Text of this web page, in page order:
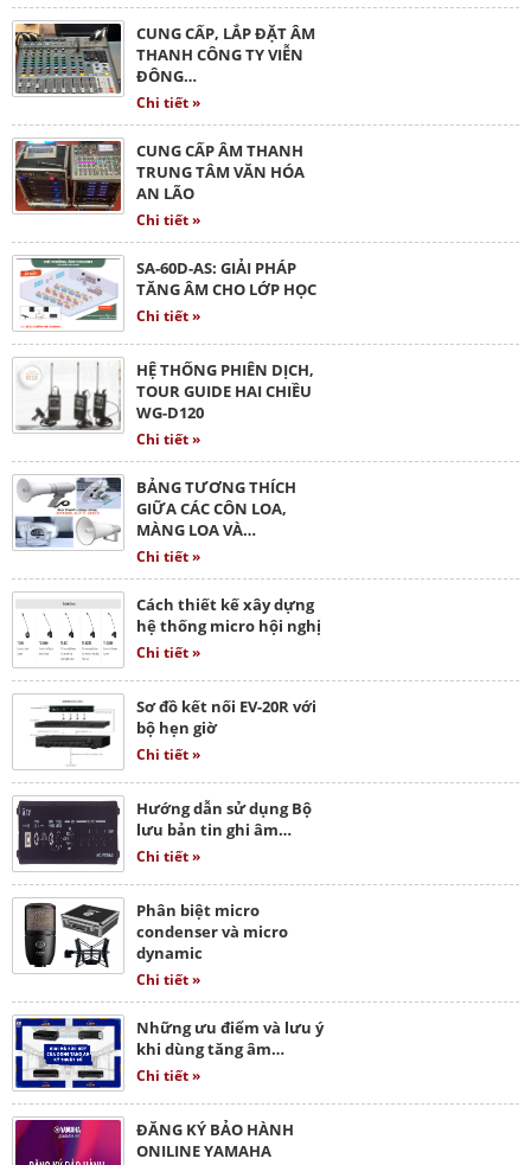
CUNG CẤP, LẮP ĐẶT ÂM
THANH CÔNG TY VIỄN
ĐÔNG…
Chi tiết »
CUNG CẤP ÂM THANH
TRUNG TÂM VĂN HÓA
AN LÃO
Chi tiết »
SA-60D-AS: GIẢI PHÁP
TĂNG ÂM CHO LỚP HỌC
Chi tiết »
HỆ THỐNG PHIÊN DỊCH,
TOUR GUIDE HAI CHIỀU
WG-D120
Chi tiết »
BẢNG TƯƠNG THÍCH
GIỮA CÁC CÔN LOA,
MÀNG LOA VÀ…
Chi tiết »
Cách thiết kế xây dựng
hệ thống micro hội nghị
Chi tiết »
Sơ đồ kết nối EV-20R với
bộ hẹn giờ
Chi tiết »
Hướng dẫn sử dụng Bộ
lưu bản tin ghi âm…
Chi tiết »
Phân biệt micro
condenser và micro
dynamic
Chi tiết »
Những ưu điểm và lưu ý
khi dùng tăng âm…
Chi tiết »
ĐĂNG KÝ BẢO HÀNH
ONILINE YAMAHA